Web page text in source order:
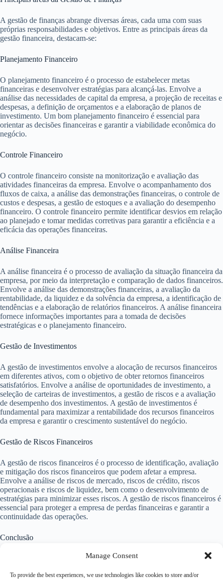
Manage Consent
To provide the best experiences, we use technologies like cookies to store and/or
A gestão de finanças abrange diversas áreas, cada uma com suas
próprias responsabilidades e objetivos. Entre as principais áreas da
gestão financeira, destacam-se:
Planejamento Financeiro
O planejamento financeiro é o processo de estabelecer metas
financeiras e desenvolver estratégias para alcançá-las. Envolve a
análise das necessidades de capital da empresa, a projeção de receitas e
despesas, a definição de orçamentos e a elaboração de planos de
investimento. Um bom planejamento financeiro é essencial para
orientar as decisões financeiras e garantir a viabilidade econômica do
negócio.
Controle Financeiro
O controle financeiro consiste na monitorização e avaliação das
atividades financeiras da empresa. Envolve o acompanhamento dos
fluxos de caixa, a análise das demonstrações financeiras, o controle de
custos e despesas, a gestão de estoques e a avaliação do desempenho
financeiro. O controle financeiro permite identificar desvios em relação
ao planejado e tomar medidas corretivas para garantir a eficiência e a
eficácia das operações financeiras.
Análise Financeira
A análise financeira é o processo de avaliação da situação financeira da
empresa, por meio da interpretação e comparação de dados financeiros.
Envolve a análise das demonstrações financeiras, a avaliação da
rentabilidade, da liquidez e da solvência da empresa, a identificação de
tendências e a elaboração de relatórios financeiros. A análise financeira
fornece informações importantes para a tomada de decisões
estratégicas e o planejamento financeiro.
Gestão de Investimentos
A gestão de investimentos envolve a alocação de recursos financeiros
em diferentes ativos, com o objetivo de obter retornos financeiros
satisfatórios. Envolve a análise de oportunidades de investimento, a
seleção de carteiras de investimentos, a gestão de riscos e a avaliação
de desempenho dos investimentos. A gestão de investimentos é
fundamental para maximizar a rentabilidade dos recursos financeiros
da empresa e garantir o crescimento sustentável do negócio.
Gestão de Riscos Financeiros
A gestão de riscos financeiros é o processo de identificação, avaliação
e mitigação dos riscos financeiros que podem afetar a empresa.
Envolve a análise de riscos de mercado, riscos de crédito, riscos
operacionais e riscos de liquidez, bem como o desenvolvimento de
estratégias para minimizar esses riscos. A gestão de riscos financeiros é
essencial para proteger a empresa de perdas financeiras e garantir a
continuidade das operações.
Conclusão
A gestão de finanças é uma área fundamental para o sucesso das
atividades financeiras, com o objetivo de garantir a saúde financeira e o